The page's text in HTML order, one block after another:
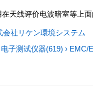
天线评价电波暗室等上
会社リケン環境システム
电子测试仪器(619) › EMC/